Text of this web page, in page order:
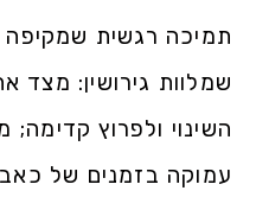
תמיכה רגשית
שמלוות גירושין: מצד
השינוי ולפרוץ
עמוקה בזמנים של